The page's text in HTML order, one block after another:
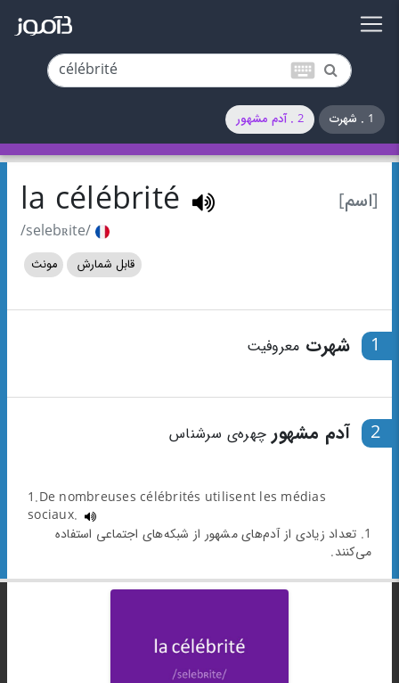
keyboard
1 . شهرت 2 . آدم مشهور
[اسم] la célébrité
/selebʀite/
قابل شمارش مونث
1 شهرت معروفیت
2 آدم مشهور چهره‌ی سرشناس
1.De nombreuses célébrités utilisent les médias
sociaux.
1. تعداد زیادی از آدم‌های مشهور از شبکه‌های اجتماعی استفاده
می‌کنند.